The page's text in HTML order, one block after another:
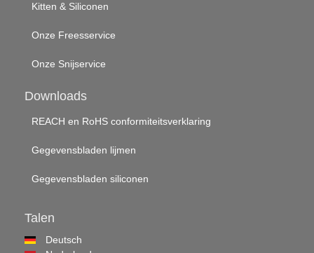
Kitten & Siliconen
Onze Freesservice
Onze Snijservice
Downloads
REACH en RoHS conformiteitsverklaring
Gegevensbladen lijmen
Gegevensbladen siliconen
Talen
Deutsch